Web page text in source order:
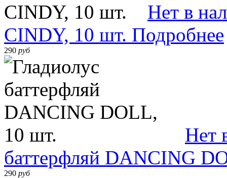
Нет в
CINDY, 10 шт. Подробнее
290 руб
Нет
баттерфляй DANCING
290 руб